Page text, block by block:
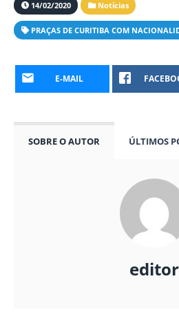
14/02/2020 Notícias
PRAÇAS DE CURITIBA COM
E-MAIL
SOBRE O AUTOR ÚLTIMOS
editor